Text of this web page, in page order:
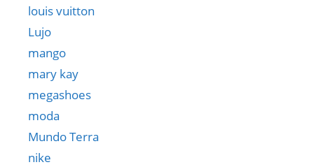
louis vuitton
Lujo
mango
mary kay
megashoes
moda
Mundo Terra
nike